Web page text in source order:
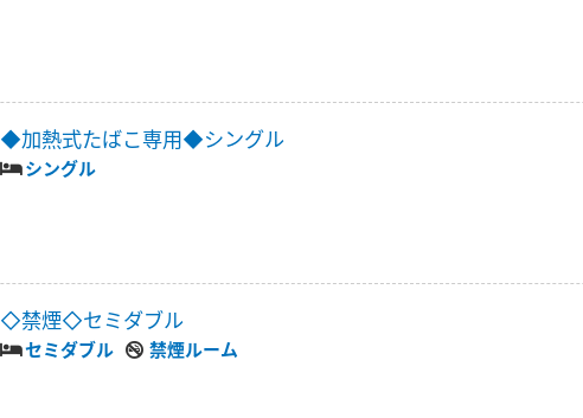
◆加熱式たばこ専用◆シングル
シングル
◇禁煙◇セミダブル
セミダブル 禁煙ルーム